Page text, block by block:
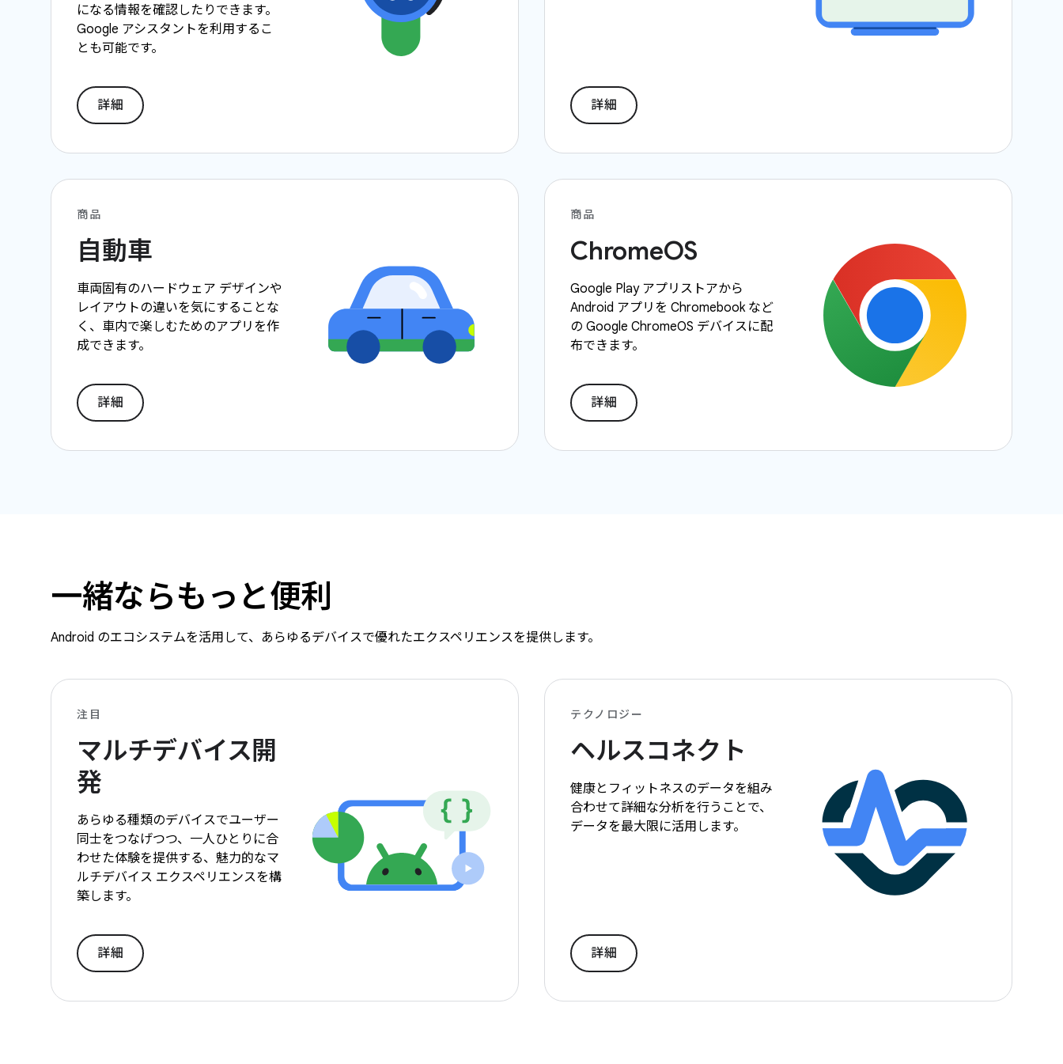
になる情報を確認したりできます。
Google アシスタントを利用するこ
とも可能です。
詳細 詳細
商品
自動車
車両固有のハードウェア デザインや
レイアウトの違いを気にすることな
く、車内で楽しむためのアプリを作
成できます。
詳細
商品
ChromeOS
Google Play アプリストアから
Android アプリを Chromebook など
の Google ChromeOS デバイスに配
布できます。
詳細
一緒ならもっと便利
Android のエコシステムを活用して、あらゆるデバイスで優れたエクスペリエンスを提供します。
注目
マルチデバイス開
発
あらゆる種類のデバイスでユーザー
同士をつなげつつ、一人ひとりに合
わせた体験を提供する、魅力的なマ
ルチデバイス エクスペリエンスを構
築します。
詳細
テクノロジー
ヘルスコネクト
健康とフィットネスのデータを組み
合わせて詳細な分析を行うことで、
データを最大限に活用します。
詳細